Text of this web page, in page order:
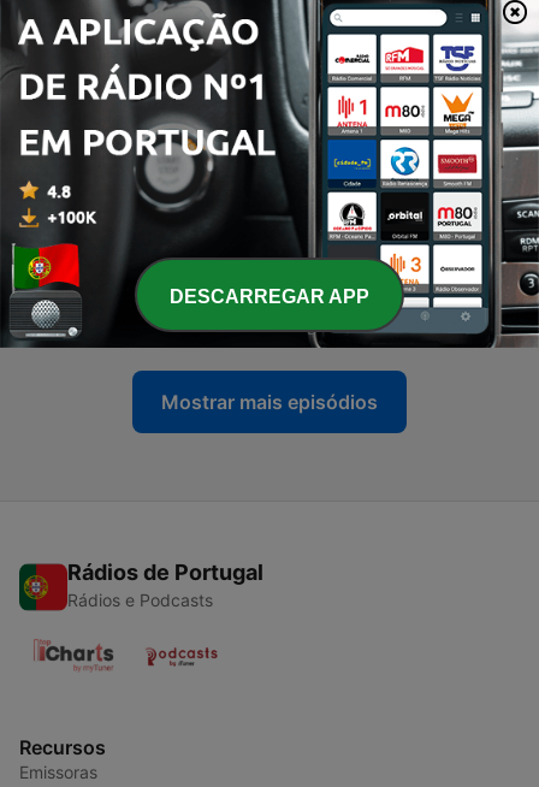
14 jul. 2026
5 Futuros siderales
18 jun. 2026
4 - El futuro se piensa en plural
3 - Todo es energía
09 abr. 2026
2 - Entre profundidades y deportes
06 mar. 2026
Mostrar mais episódios
Rádios de Portugal
Rádios e Podcasts
Recursos
Emissoras
DESCARREGAR APP